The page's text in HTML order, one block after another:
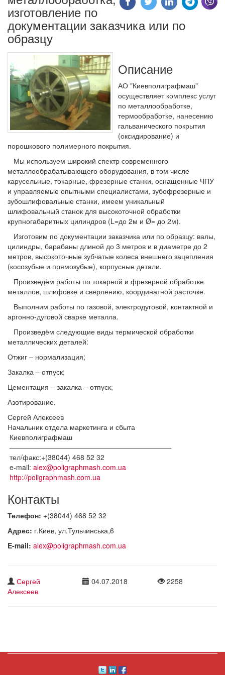
изготовление по
документации заказчика или по
образцу
Описание
АО "Киевполиграфмаш"
осуществляет комплекс услуг
по металлообработке,
термообработке, нанесению
гальванического покрытия
(оксидирование) и
порошкового полимерного покрытия.
Мы используем широкий спектр современного
металлообрабатывающего оборудования, в том числе
карусельные, токарные, фрезерные станки, оснащенные ЧПУ
и управляемые опытными специалистами, зубофрезерные и
зубошлифовальные станки, имеем уникальный
шлифовальный станок для высокоточной обработки
крупногабаритных цилиндров (L=до 2м и Ø= до 2м).
Изготовим по документации заказчика или по образцу: валы,
цилиндры, барабаны длиной до 3 метров и в диаметре до 2
метров, высокоточные зубчатые колеса внешнего зацепления
(косозубые и прямозубые), корпусные детали.
Произведём работы по токарной и фрезерной обработке
металлов, шлифовке и сверлению, координатной расточке.
Выполним работы по газовой, электродуговой, контактной и
аргонно-дуговой сварке металла.
Произведём следующие виды термической обработки
металлических деталей:
Отжиг – нормализация;
Закалка – отпуск;
Цементация – закалка – отпуск;
Азотирование.
Сергей Алексеев
Начальник отдела маркетинга и сбыта
Киевполиграфмаш
———————————————————————
тел/факс:+(38044) 468 52 32
e-mail: alex@poligraphmash.com.ua
http://poligraphmash.com.ua
Контакты
Телефон: +(38044) 468 52 32
Адрес: г.Киев, ул.Тульчинська,6
E-mail: alex@poligraphmash.com.ua
Сергей
Алексеев
04.07.2018 2258